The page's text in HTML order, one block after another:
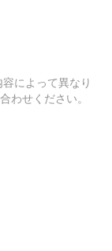
によって異なり
わせください。